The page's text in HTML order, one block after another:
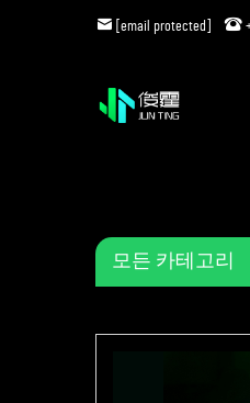
[email protected]
모든 카테고리